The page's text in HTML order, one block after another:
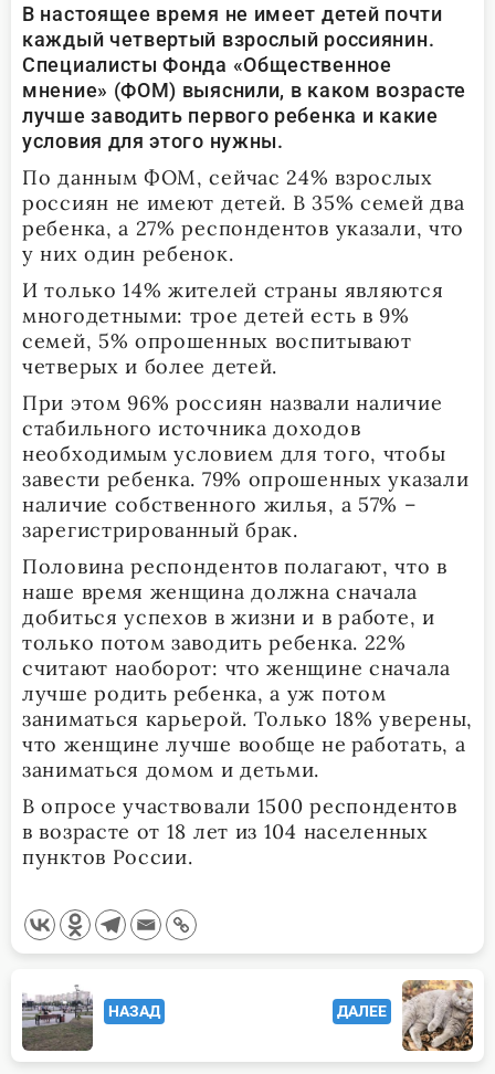
В настоящее время не имеет детей почти
каждый четвертый взрослый россиянин.
Специалисты Фонда «Общественное
мнение» (ФОМ) выяснили, в каком возрасте
лучше заводить первого ребенка и какие
условия для этого нужны.
По данным ФОМ, сейчас 24% взрослых
россиян не имеют детей. В 35% семей два
ребенка, а 27% респондентов указали, что
у них один ребенок.
И только 14% жителей страны являются
многодетными: трое детей есть в 9%
семей, 5% опрошенных воспитывают
четверых и более детей.
При этом 96% россиян назвали наличие
стабильного источника доходов
необходимым условием для того, чтобы
завести ребенка. 79% опрошенных указали
наличие собственного жилья, а 57% –
зарегистрированный брак.
Половина респондентов полагают, что в
наше время женщина должна сначала
добиться успехов в жизни и в работе, и
только потом заводить ребенка. 22%
считают наоборот: что женщине сначала
лучше родить ребенка, а уж потом
заниматься карьерой. Только 18% уверены,
что женщине лучше вообще не работать, а
заниматься домом и детьми.
В опросе участвовали 1500 респондентов
в возрасте от 18 лет из 104 населенных
пунктов России.
<span
class="nav-
subtitle
НАЗАД ДАЛЕЕ